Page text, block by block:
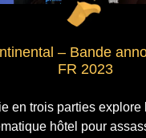
– Bande
FR 2023
en trois parties explore
hôtel pour